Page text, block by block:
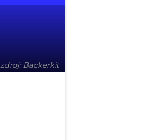
zdroj: Backerkit